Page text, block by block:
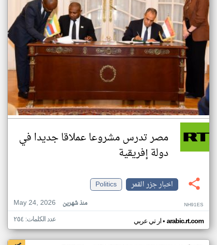
مصر تدرس مشروعا عملاقا جديدا في
دولة إفريقية
اخبار جزر القمر
Politics
May 24, 2026
منذ شهرين NH91ES
ار تي عربي• arabic.rt.com عدد الكلمات: ٢٥٤